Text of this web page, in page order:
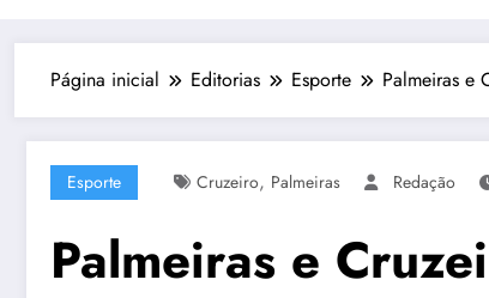
Página inicial Editorias Esporte Palmeiras e
Esporte Cruzeiro, Palmeiras Redação
Palmeiras e